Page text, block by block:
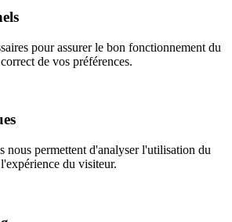
pour assurer le bon fonctionnement du
de vos préférences.
nous permettent d'analyser l'utilisation du
du visiteur.